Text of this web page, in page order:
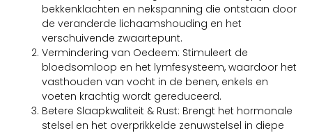
bekkenklachten en nekspanning die ontstaan door
de veranderde lichaamshouding en het
verschuivende zwaartepunt.
Vermindering van Oedeem: Stimuleert de
bloedsomloop en het lymfesysteem, waardoor het
vasthouden van vocht in de benen, enkels en
voeten krachtig wordt gereduceerd.
Betere Slaapkwaliteit & Rust: Brengt het hormonale
stelsel en het overprikkelde zenuwstelsel in diepe